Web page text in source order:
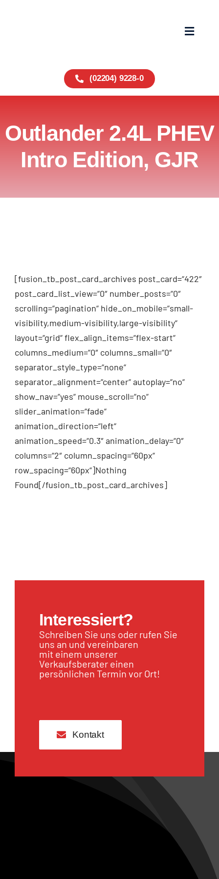
Toggle
Home
Fahrzeuge
Service
Über uns
(02204) 9228-0
Outlander 2.4L PHEV
Intro Edition, GJR
[fusion_tb_post_card_archives post_card=“422″
post_card_list_view=“0″ number_posts=“0″
scrolling=“pagination“ hide_on_mobile=“small-
visibility,medium-visibility,large-visibility“
layout=“grid“ flex_align_items=“flex-start“
columns_medium=“0″ columns_small=“0″
separator_style_type=“none“
separator_alignment=“center“ autoplay=“no“
show_nav=“yes“ mouse_scroll=“no“
slider_animation=“fade“
animation_direction=“left“
animation_speed=“0.3″ animation_delay=“0″
columns=“2″ column_spacing=“60px“
row_spacing=“60px“]Nothing
Found[/fusion_tb_post_card_archives]
Interessiert?
Schreiben Sie uns oder rufen Sie
uns an und vereinbaren
mit einem unserer
Verkaufsberater einen
persönlichen Termin vor Ort!
Kontakt